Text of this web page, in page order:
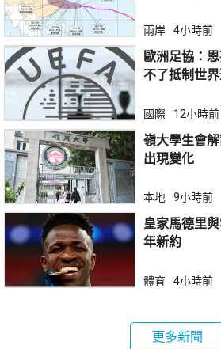
兩岸 4小時前
歐洲足協：
不了抵制世
國際 12小時前
嶺大學生會解散 稱校內
出現變化
本地 9小時前
皇家馬德里
年新約
體育 4小時前
更多新聞